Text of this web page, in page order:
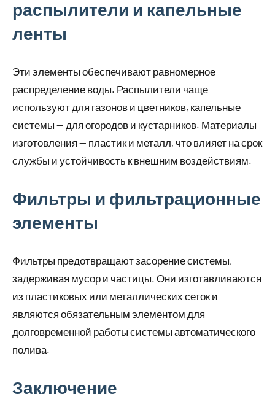
распылители и капельные
ленты
Эти элементы обеспечивают равномерное
распределение воды. Распылители чаще
используют для газонов и цветников, капельные
системы — для огородов и кустарников. Материалы
изготовления — пластик и металл, что влияет на срок
службы и устойчивость к внешним воздействиям.
Фильтры и фильтрационные
элементы
Фильтры предотвращают засорение системы,
задерживая мусор и частицы. Они изготавливаются
из пластиковых или металлических сеток и
являются обязательным элементом для
долговременной работы системы автоматического
полива.
Заключение